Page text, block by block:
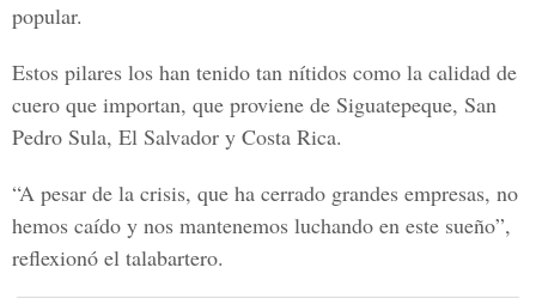
popular.
Estos pilares los han tenido tan nítidos como la calidad de
cuero que importan, que proviene de Siguatepeque, San
Pedro Sula, El Salvador y Costa Rica.
“A pesar de la crisis, que ha cerrado grandes empresas, no
hemos caído y nos mantenemos luchando en este sueño”,
reflexionó el talabartero.